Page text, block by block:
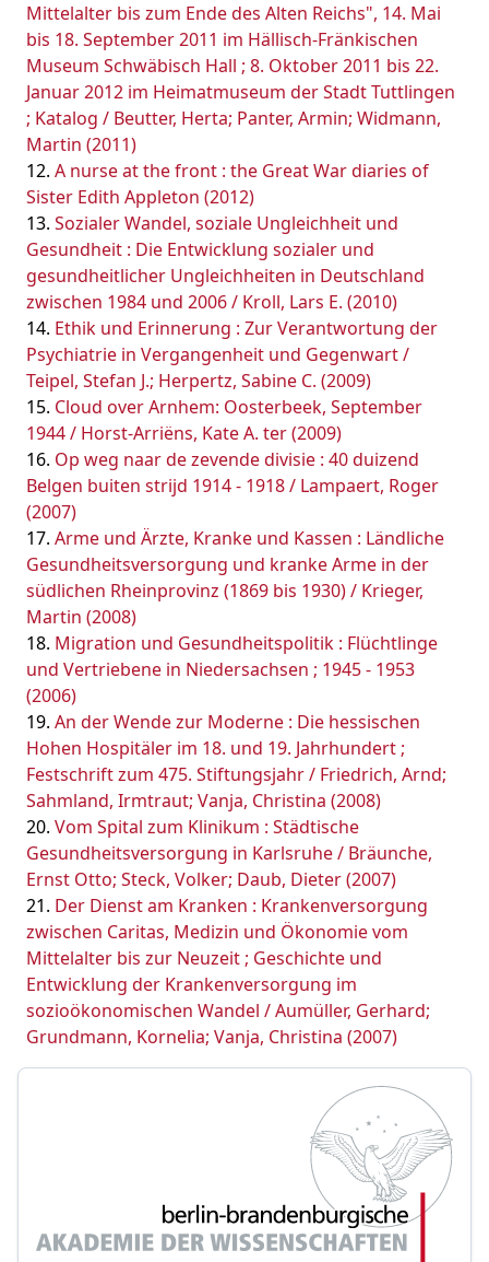
Mittelalter bis zum Ende des Alten Reichs", 14. Mai
bis 18. September 2011 im Hällisch-Fränkischen
Museum Schwäbisch Hall ; 8. Oktober 2011 bis 22.
Januar 2012 im Heimatmuseum der Stadt Tuttlingen
; Katalog / Beutter, Herta; Panter, Armin; Widmann,
Martin (2011)
A nurse at the front : the Great War diaries of
Sister Edith Appleton (2012)
Sozialer Wandel, soziale Ungleichheit und
Gesundheit : Die Entwicklung sozialer und
gesundheitlicher Ungleichheiten in Deutschland
zwischen 1984 und 2006 / Kroll, Lars E. (2010)
Ethik und Erinnerung : Zur Verantwortung der
Psychiatrie in Vergangenheit und Gegenwart /
Teipel, Stefan J.; Herpertz, Sabine C. (2009)
Cloud over Arnhem: Oosterbeek, September
1944 / Horst-Arriëns, Kate A. ter (2009)
Op weg naar de zevende divisie : 40 duizend
Belgen buiten strijd 1914 - 1918 / Lampaert, Roger
(2007)
Arme und Ärzte, Kranke und Kassen : Ländliche
Gesundheitsversorgung und kranke Arme in der
südlichen Rheinprovinz (1869 bis 1930) / Krieger,
Martin (2008)
Migration und Gesundheitspolitik : Flüchtlinge
und Vertriebene in Niedersachsen ; 1945 - 1953
(2006)
An der Wende zur Moderne : Die hessischen
Hohen Hospitäler im 18. und 19. Jahrhundert ;
Festschrift zum 475. Stiftungsjahr / Friedrich, Arnd;
Sahmland, Irmtraut; Vanja, Christina (2008)
Vom Spital zum Klinikum : Städtische
Gesundheitsversorgung in Karlsruhe / Bräunche,
Ernst Otto; Steck, Volker; Daub, Dieter (2007)
Der Dienst am Kranken : Krankenversorgung
zwischen Caritas, Medizin und Ökonomie vom
Mittelalter bis zur Neuzeit ; Geschichte und
Entwicklung der Krankenversorgung im
sozioökonomischen Wandel / Aumüller, Gerhard;
Grundmann, Kornelia; Vanja, Christina (2007)